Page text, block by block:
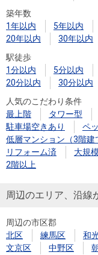
築年数
1年以内
5年以内
20年以内
30年以内
駅徒歩
1分以内
5分以内
20分以内
30分以内
人気のこだわり条件
最上階
タワー型
駐車場空きあり
ペ
低層マンション（3階建
リフォーム済
大規
2階以上
周辺のエリア、沿線
周辺の市区郡
北区
練馬区 和
文京区
中野区